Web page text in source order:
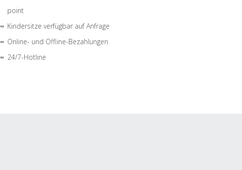
point
Kindersitze verfügbar auf Anfrage
Online- und Offline-Bezahlungen
24/7-Hotline